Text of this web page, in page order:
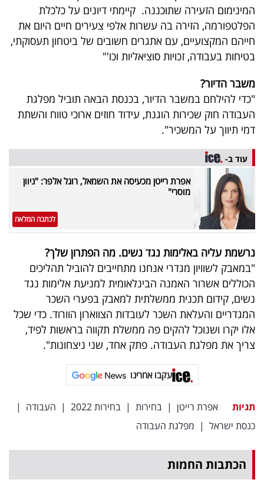
המינימום הזעירה שתוכננה. קיימתי דיונים על כלכלת
הפלטפורמה, הזירה בה עשרות אלפי צעירים חיים היום את
חייהם המקצועיים, עם אתגרים חשובים של ביטחון תעסוקתי,
בטיחות בעבודה, זכויות סוציאליות וכו'"
משבר הדיור?
"כדי להילחם במשבר הדיור, בכנסת הבאה תוביל מפלגת
העבודה חוק שכירות הוגנת, עידוד חוזים ארוכי טווח והשתת
דמי תיווך על המשכיר".
עוד ב-
אפרת רייטן מכעיסה את השמאל, רוגל אלפר: "ניוון
מוסרי"
לכתבה המלאה
נרשמת עליה באלימות נגד נשים. מה הפתרון שלך?
"במאבק לשוויון מגדרי אנחנו מתחייבים להוביל תהליכים
הכוללים אשרור האמנה הבינלאומית למניעת אלימות נגד
נשים, קידום תכנית ממשלתית למאבק בפערי השכר
המגדריים והעלאת השכר לעובדות הצווארון הוורוד. כדי שכל
אלו יקרו ושנוכל להקים פה ממשלת תקווה בראשות לפיד,
צריך את מפלגת העבודה. פתק אחד, שני ניצחונות".
עקבו אחרינו
תגיות אפרת רייטן | בחירות | בחירות 2022 | העבודה |
כנסת ישראל | מפלגת העבודה
הכתבות החמות